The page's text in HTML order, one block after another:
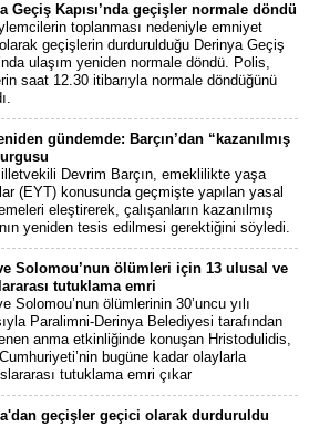
Geçiş Kapısı’nda geçişler normale döndü
toplanması nedeniyle emniyet
geçişlerin durdurulduğu Derinya Geçiş
ulaşım yeniden normale döndü. Polis,
saat 12.30 itibarıyla normale döndüğünü
gündemde: Barçın’dan “kazanılmış
Devrim Barçın, emeklilikte yaşa
(EYT) konusunda geçmişte yapılan yasal
eleştirerek, çalışanların kazanılmış
yeniden tesis edilmesi gerektiğini söyledi.
Solomou’nun ölümleri için 13 ulusal ve
tutuklama emri
Solomou’nun ölümlerinin 30’uncu yılı
Paralimni-Derinya Belediyesi tarafından
anma etkinliğinde konuşan Hristodulidis,
Cumhuriyeti’nin bugüne kadar olaylarla
tutuklama emri çıkar
geçişler geçici olarak durduruldu